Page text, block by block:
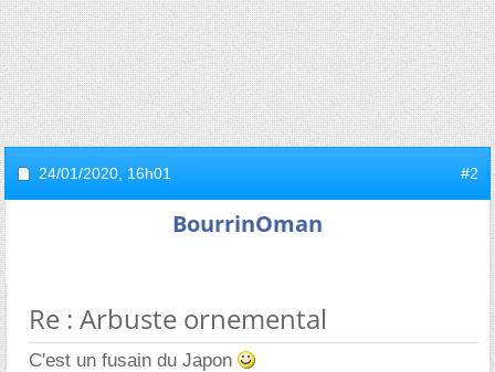
24/01/2020, 16h01 #2
BourrinOman
Re : Arbuste ornemental
C'est un fusain du Japon